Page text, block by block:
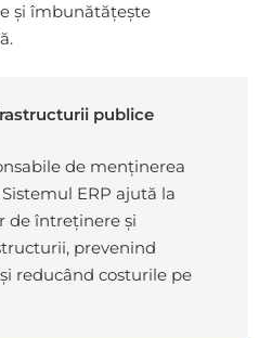
și îmbunătățește
publice
de menținerea
ERP ajută la
de întreținere și
prevenind
reducând costurile pe